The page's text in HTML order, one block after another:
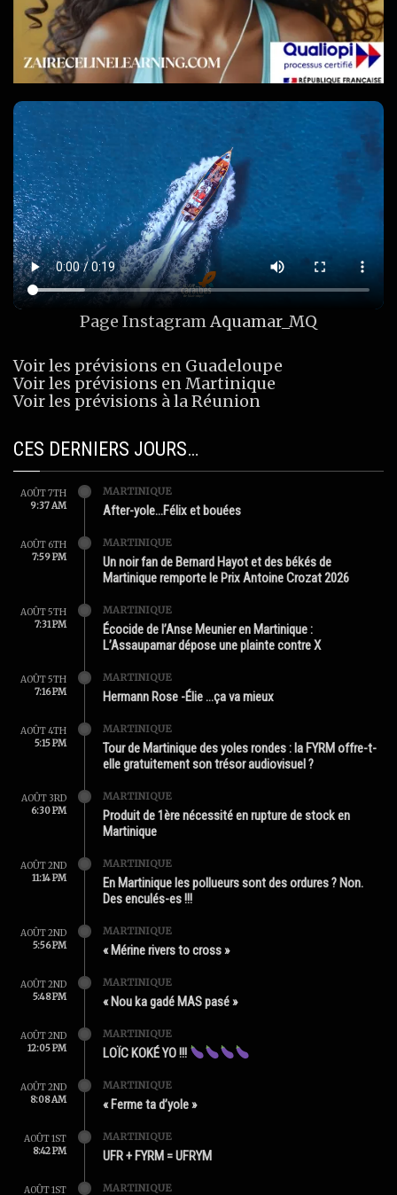
Page InstagramAquamar_MQ
Voir les prévisions en Guadeloupe
Voir les prévisions en Martinique
Voir les prévisions à la Réunion
CES DERNIERS JOURS…
AOÛT 7TH
9:37 AM
MARTINIQUE
After-yole…Félix et bouées
AOÛT 6TH
7:59 PM
MARTINIQUE
Un noir fan de Bernard Hayot et des békés de
Martinique remporte le Prix Antoine Crozat 2026
AOÛT 5TH
7:31 PM
MARTINIQUE
Écocide de l’Anse Meunier en Martinique :
L’Assaupamar dépose une plainte contre X
AOÛT 5TH
7:16 PM
MARTINIQUE
Hermann Rose -Élie …ça va mieux
AOÛT 4TH
5:15 PM
MARTINIQUE
Tour de Martinique des yoles rondes : la FYRM offre-t-
elle gratuitement son trésor audiovisuel ?
AOÛT 3RD
6:30 PM
MARTINIQUE
Produit de 1ère nécessité en rupture de stock en
Martinique
AOÛT 2ND
11:14 PM
MARTINIQUE
En Martinique les pollueurs sont des ordures ? Non.
Des enculés-es !!!
AOÛT 2ND
5:56 PM
MARTINIQUE
« Mérine rivers to cross »
AOÛT 2ND
5:48 PM
MARTINIQUE
« Nou ka gadé MAS pasé »
AOÛT 2ND
12:05 PM
MARTINIQUE
LOÏC KOKÉ YO !!!
AOÛT 2ND
8:08 AM
MARTINIQUE
« Ferme ta d’yole »
AOÛT 1ST
8:42 PM
MARTINIQUE
UFR + FYRM = UFRYM
AOÛT 1ST MARTINIQUE